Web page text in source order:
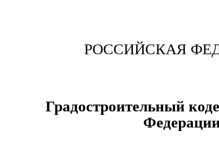
РОССИЙСКАЯ
Градостроительный